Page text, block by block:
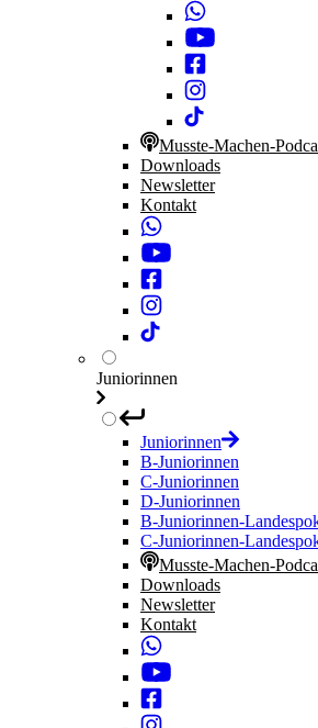
Musste-Machen-
Downloads
Newsletter
Kontakt
Juniorinnen
Juniorinnen
B-Juniorinnen
C-Juniorinnen
D-Juniorinnen
B-Juniorinnen-
C-Juniorinnen-
Musste-Machen-
Downloads
Newsletter
Kontakt